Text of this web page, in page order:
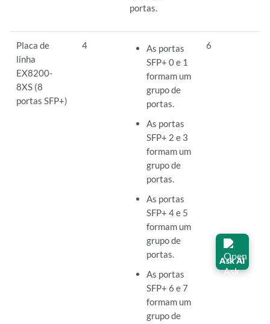
portas.
Placa de
linha
EX8200-
8XS (8
portas SFP+)
4
As portas
SFP+ 0 e 1
formam um
grupo de
portas.
As portas
SFP+ 2 e 3
formam um
grupo de
portas.
As portas
SFP+ 4 e 5
formam um
grupo de
portas.
As portas
SFP+ 6 e 7
formam um
grupo de
6
Ask AI